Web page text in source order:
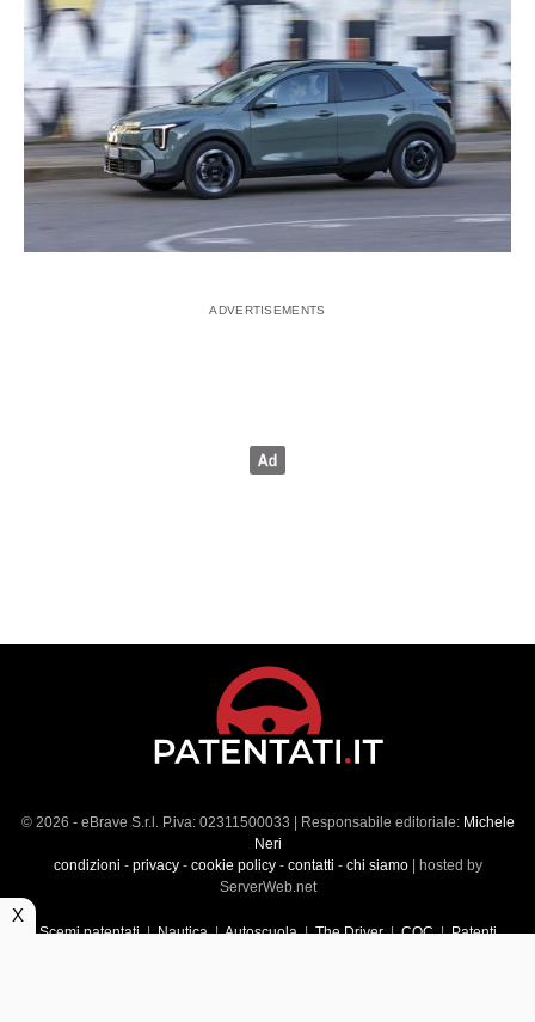
© 2026 - eBrave S.r.l. P.iva: 02311500033 | Responsabile editoriale: Michele
Neri
condizioni - privacy- cookie policy- contatti - chi siamo| hosted by
ServerWeb.net
Scemi patentati|Nautica|Autoscuola|The Driver|CQC|Patenti
X